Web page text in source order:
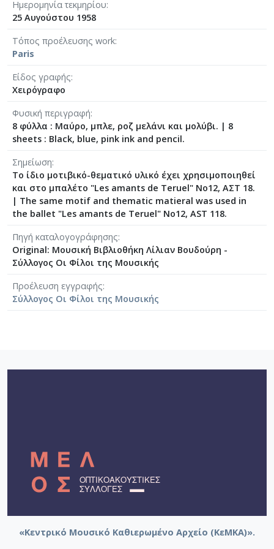
[Φάκελος] GR-As-MTH-003-Sc-008-060-
[Φάκελος] GR-As-MTH-003-Sc-008-062-Fuga
[Φάκελος] GR-As-MTH-003-Sc-008-067-Σχέδια
[Φάκελος] GR-As-MTH-003-Sc-008-068-Σπουδή
[Φάκελος] GR-As-MTH-003-Sc-008-069-
[Φάκελος] GR-As-MTH-003-Sc-009-071-Etude
[Φάκελος] GR-As-MTH-003-Sc-009-072-
[Φάκελος] GR-As-MTH-003-Sc-009-073-Fuga
[Φάκελος] GR-As-MTH-003-Sc-009-074-
[Φάκελος] GR-As-MTH-003-Sc-009-075-Fuga
[Φάκελος] GR-As-MTH-003-Sc-009-076-Το
[Φάκελος] GR-As-MTH-003-Sc-009-077-
[Φάκελος] GR-As-MTH-003-Sc-009-079-
[Φάκελος] GR-As-MTH-003-Sc-009-080-Πέντε
[Φάκελος] GR-As-MTH-003-Sc-010-090-
[Φάκελος] GR-As-MTH-003-Sc-010-091-
[Φάκελος] GR-As-MTH-003-Sc-011-092-
[Φάκελος] GR-As-MTH-003-Sc-012-095-
Ημερομηνία τεκμηρίου
25 Αυγούστου 1958
Τόπος προέλευσης work
Paris
Είδος γραφής
Χειρόγραφο
Φυσική περιγραφή
8 φύλλα : Μαύρο, μπλε, ροζ μελάνι και μολύβι. | 8
sheets : Black, blue, pink ink and pencil.
Σημείωση
Το ίδιο μοτιβικό-θεματικό υλικό έχει χρησιμοποιηθεί
και στο μπαλέτο "Les amants de Teruel" Νο12, ΑΣΤ 18.
| The same motif and thematic matieral was used in
the ballet "Les amants de Teruel" Νο12, AST 118.
Πηγή καταλογογράφησης
Original: Μουσική Βιβλιοθήκη Λίλιαν Βουδούρη -
Σύλλογος Οι Φίλοι της Μουσικής
Προέλευση εγγραφής
Σύλλογος Οι Φίλοι της Μουσικής
«Κεντρικό Μουσικό Καθιερωμένο Αρχείο (ΚεΜΚΑ)».